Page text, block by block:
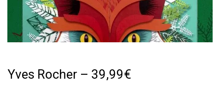
Yves Rocher – 39,99€